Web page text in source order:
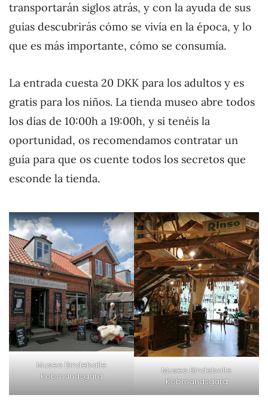
transportarán siglos atrás, y con la ayuda de sus
guías descubrirás cómo se vivía en la época, y lo
que es más importante, cómo se consumía.
La entrada cuesta 20 DKK para los adultos y es
gratis para los niños. La tienda museo abre todos
los días de 10:00h a 19:00h, y si tenéis la
oportunidad, os recomendamos contratar un
guía para que os cuente todos los secretos que
esconde la tienda.
Museo Bindeballe
Kobmandsgard
Museo Bindeballe
Kobmandsgard